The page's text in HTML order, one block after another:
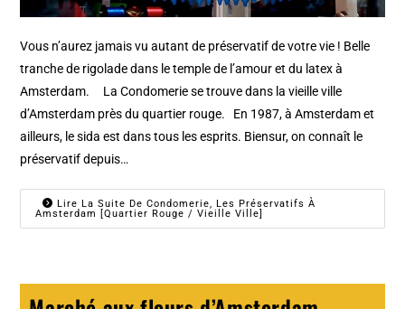
Vous n’aurez jamais vu autant de préservatif de votre vie ! Belle
tranche de rigolade dans le temple de l’amour et du latex à
Amsterdam. La Condomerie se trouve dans la vieille ville
d’Amsterdam près du quartier rouge. En 1987, à Amsterdam et
ailleurs, le sida est dans tous les esprits. Biensur, on connaît le
préservatif depuis…
Lire La Suite De Condomerie, Les Préservatifs À
Amsterdam [Quartier Rouge / Vieille Ville]